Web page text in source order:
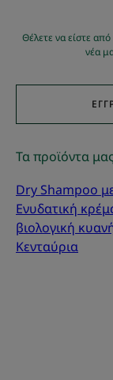
Θέλετε να είστε
νέα
Τα προϊόντα μας
Dry Shampoo
Ενυδατική
βιολογική
Κενταύρια